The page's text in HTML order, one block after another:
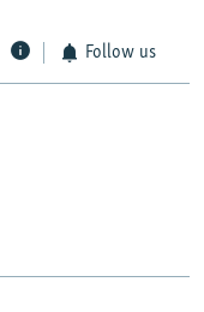
Follow us